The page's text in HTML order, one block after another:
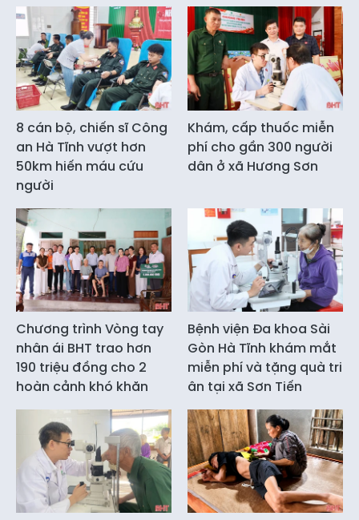
8 cán bộ, chiến sĩ Công
an Hà Tĩnh vượt hơn
50km hiến máu cứu
người
Khám, cấp thuốc miễn
phí cho gần 300 người
dân ở xã Hương Sơn
Chương trình Vòng tay
nhân ái BHT trao hơn
190 triệu đồng cho 2
hoàn cảnh khó khăn
Bệnh viện Đa khoa Sài
Gòn Hà Tĩnh khám mắt
miễn phí và tặng quà tri
ân tại xã Sơn Tiến